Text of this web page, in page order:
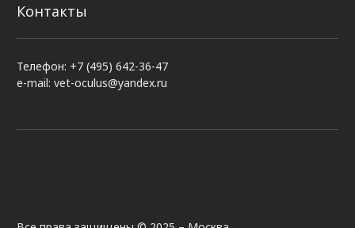
Контакты
Телефон: +7 (495) 642-36-47
e-mail: vet-oculus@yandex.ru